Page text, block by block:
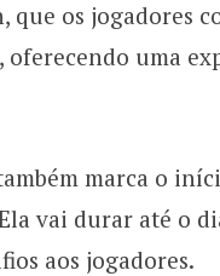
os jogadores
oferecendo uma
marca o
vai durar até o
aos jogadores.